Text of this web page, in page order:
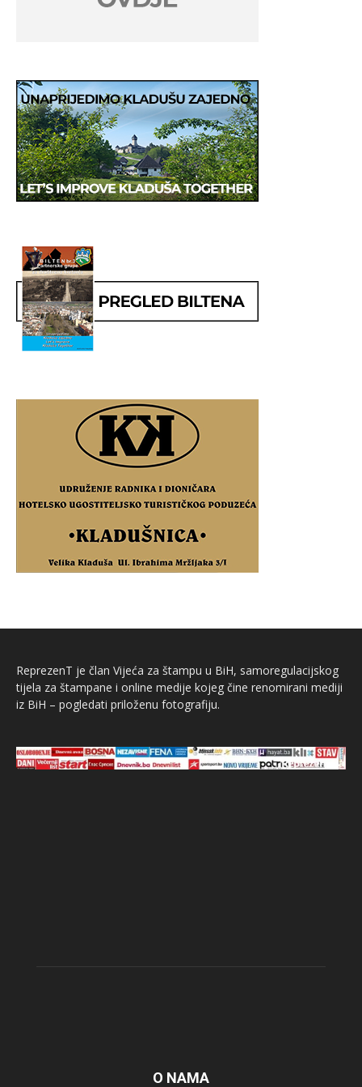
ReprezenT je član Vijeća za štampu u BiH, samoregulacijskog
tijela za štampane i online medije kojeg čine renomirani mediji
iz BiH – pogledati priloženu fotografiju.
O NAMA